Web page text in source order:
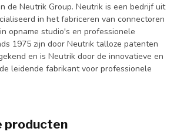
de Neutrik Group. Neutrik is een bedrijf uit
in het fabriceren van connectoren
opname studio's en professionele
1975 zijn door Neutrik talloze patenten
en is Neutrik door de innovatieve en
leidende fabrikant voor professionele
producten